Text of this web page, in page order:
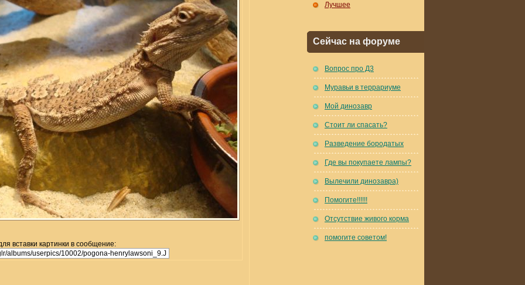
вставки картинки в сообщение:
Лучшее
Сейчас на форуме
Вопрос про Д3
Муравьи в террариуме
Мой динозавр
Стоит ли спасать?
Разведение бородатых
Где вы покупаете лампы?
Вылечили динозавра)
Помогите!!!!!!
Отсутствие живого корма
помогите советом!